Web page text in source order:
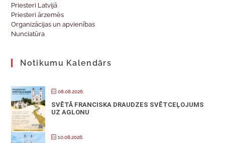
Priesteri Latvijā
Priesteri ārzemēs
Organizācijas un apvienības
Nunciatūra
Notikumu Kalendārs
08.08.2026.
SVĒTĀ FRANCISKA DRAUDZES SVĒTCEĻOJUMS
UZ AGLONU
10.08.2026.